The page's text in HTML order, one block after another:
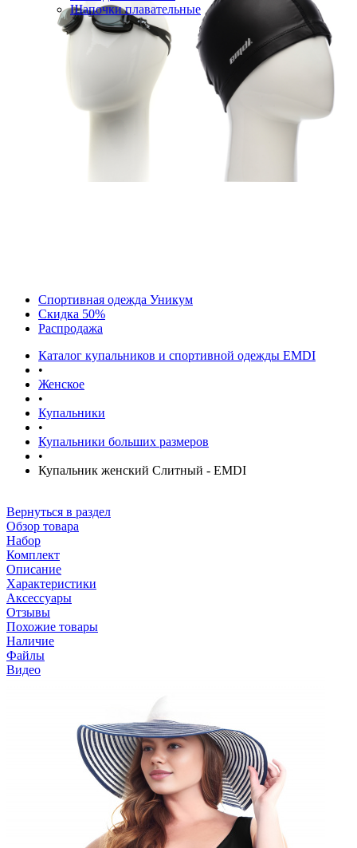
Шапочки плавательные
Спортивная одежда Уникум
Скидка 50%
Распродажа
Каталог купальников и спортивной одежды EMDI
•
Женское
•
Купальники
•
Купальники больших размеров
•
Купальник женский Слитный - EMDI
Вернуться в раздел
Обзор товара
Набор
Комплект
Описание
Характеристики
Аксессуары
Отзывы
Похожие товары
Наличие
Файлы
Видео